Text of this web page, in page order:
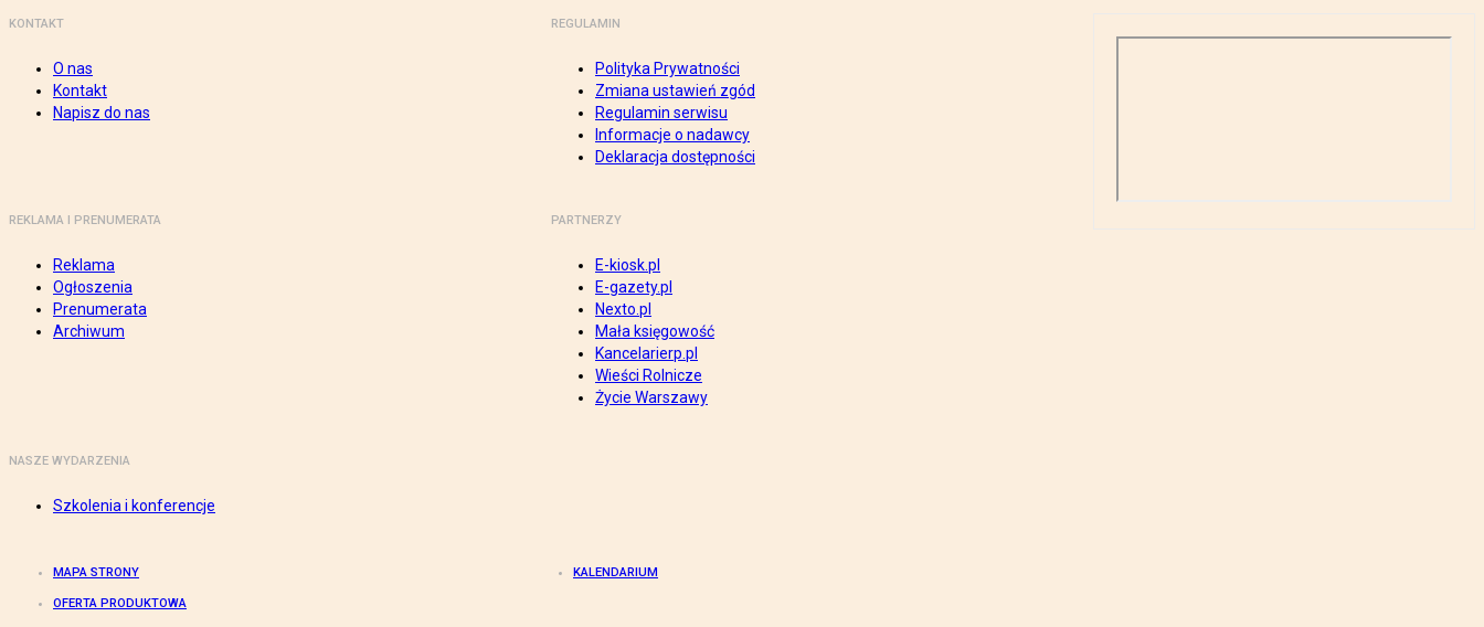
KONTAKT
O nas
Kontakt
Napisz do nas
REGULAMIN
Polityka Prywatności
Zmiana ustawień zgód
Regulamin serwisu
Informacje o nadawcy
Deklaracja dostępności
REKLAMA I PRENUMERATA
Reklama
Ogłoszenia
Prenumerata
Archiwum
PARTNERZY
E-kiosk.pl
E-gazety.pl
Nexto.pl
Mała księgowość
Kancelarierp.pl
Wieści Rolnicze
Życie Warszawy
NASZE WYDARZENIA
Szkolenia i konferencje
MAPA STRONY KALENDARIUM
OFERTA PRODUKTOWA